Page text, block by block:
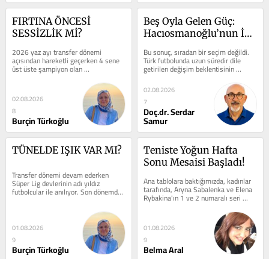
FIRTINA ÖNCESİ
SESSİZLİK Mİ?
2026 yaz ayı transfer dönemi
açısından hareketli geçerken 4 sene
üst üste şampiyon olan
Galatasaray'da derin bir sessizlik
02.08.2026
8
Burçin Türkoğlu
Beş Oyla Gelen Güç:
Hacıosmanoğlu’nun İki
Bu sonuç, sıradan bir seçim değildi.
Türk futbolunda uzun süredir dile
getirilen değişim beklentisinin
sandığa yansımasıydı. 	Aradan...
02.08.2026
7
Doç.dr. Serdar
Samur
TÜNELDE IŞIK VAR MI?
Transfer dönemi devam ederken
Süper Lig devlerinin adı yıldız
futbolcular ile anılıyor. Son dönemde
ise Beşiktaş'ın ismi Mısırlı...
01.08.2026
9
Burçin Türkoğlu
Teniste Yoğun Hafta
Sonu Mesaisi Başladı!
Ana tablolara baktığımızda, kadınlar
tarafında, Aryna Sabalenka ve Elena
Rybakina'ın 1 ve 2 numaralı seri
başları olduğunu görüyoruz....
01.08.2026
9
Belma Aral